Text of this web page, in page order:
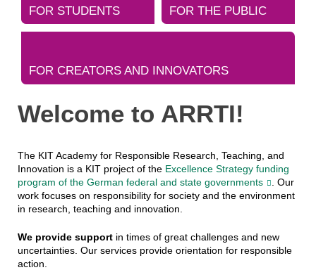
FOR STUDENTS FOR THE PUBLIC
FOR CREATORS AND INNOVATORS
Welcome to ARRTI!
The KIT Academy for Responsible Research, Teaching, and
Innovation is a KIT project of the Excellence Strategy funding
program of the German federal and state governments
. Our
work focuses on responsibility for society and the environment
in research, teaching and innovation.
We provide supportin times of great challenges and new
uncertainties. Our services provide orientation for responsible
action.